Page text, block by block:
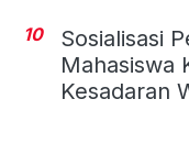
10
Sosialisasi
Mahasiswa
Kesadaran